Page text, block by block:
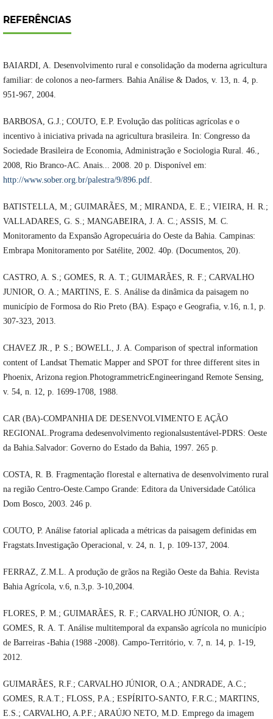
REFERÊNCIAS
BAIARDI, A. Desenvolvimento rural e consolidação da moderna agricultura
familiar: de colonos a neo-farmers. Bahia Análise & Dados, v. 13, n. 4, p.
951-967, 2004.
BARBOSA, G.J.; COUTO, E.P. Evolução das políticas agrícolas e o
incentivo à iniciativa privada na agricultura brasileira. In: Congresso da
Sociedade Brasileira de Economia, Administração e Sociologia Rural. 46.,
2008, Rio Branco-AC. Anais... 2008. 20 p. Disponível em:
http://www.sober.org.br/palestra/9/896.pdf.
BATISTELLA, M.; GUIMARÃES, M.; MIRANDA, E. E.; VIEIRA, H. R.;
VALLADARES, G. S.; MANGABEIRA, J. A. C.; ASSIS, M. C.
Monitoramento da Expansão Agropecuária do Oeste da Bahia. Campinas:
Embrapa Monitoramento por Satélite, 2002. 40p. (Documentos, 20).
CASTRO, A. S.; GOMES, R. A. T.; GUIMARÃES, R. F.; CARVALHO
JUNIOR, O. A.; MARTINS, E. S. Análise da dinâmica da paisagem no
município de Formosa do Rio Preto (BA). Espaço e Geografia, v.16, n.1, p.
307-323, 2013.
CHAVEZ JR., P. S.; BOWELL, J. A. Comparison of spectral information
content of Landsat Thematic Mapper and SPOT for three different sites in
Phoenix, Arizona region.PhotogrammetricEngineeringand Remote Sensing,
v. 54, n. 12, p. 1699-1708, 1988.
CAR (BA)-COMPANHIA DE DESENVOLVIMENTO E AÇÃO
REGIONAL.Programa dedesenvolvimento regionalsustentável-PDRS: Oeste
da Bahia.Salvador: Governo do Estado da Bahia, 1997. 265 p.
COSTA, R. B. Fragmentação florestal e alternativa de desenvolvimento rural
na região Centro-Oeste.Campo Grande: Editora da Universidade Católica
Dom Bosco, 2003. 246 p.
COUTO, P. Análise fatorial aplicada a métricas da paisagem definidas em
Fragstats.Investigação Operacional, v. 24, n. 1, p. 109-137, 2004.
FERRAZ, Z.M.L. A produção de grãos na Região Oeste da Bahia. Revista
Bahia Agrícola, v.6, n.3,p. 3-10,2004.
FLORES, P. M.; GUIMARÃES, R. F.; CARVALHO JÚNIOR, O. A.;
GOMES, R. A. T. Análise multitemporal da expansão agrícola no município
de Barreiras -Bahia (1988 -2008). Campo-Território, v. 7, n. 14, p. 1-19,
2012.
GUIMARÃES, R.F.; CARVALHO JÚNIOR, O.A.; ANDRADE, A.C.;
GOMES, R.A.T.; FLOSS, P.A.; ESPÍRITO-SANTO, F.R.C.; MARTINS,
E.S.; CARVALHO, A.P.F.; ARAÚJO NETO, M.D. Emprego da imagem